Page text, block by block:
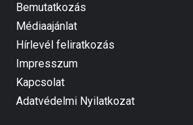
Bemutatkozás
Médiaajánlat
Hírlevél feliratkozás
Impresszum
Kapcsolat
Adatvédelmi Nyilatkozat